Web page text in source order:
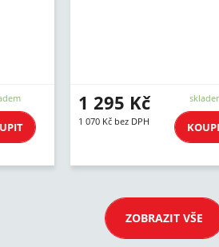
1 295 Kč
1 070 Kč bez DPH
ZOBRAZIT VŠE